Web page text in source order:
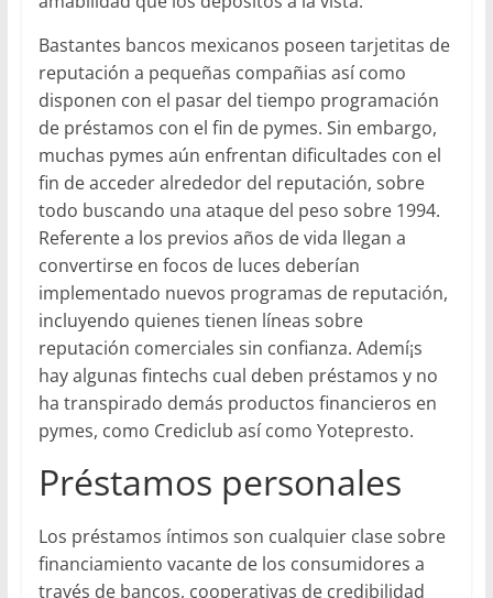
Bastantes bancos mexicanos poseen tarjetitas de
reputación a pequeñas compañias así­ como
disponen con el pasar del tiempo programación
de préstamos con el fin de pymes. Sin embargo,
muchas pymes aún enfrentan dificultades con el
fin de acceder alrededor del reputación, sobre
todo buscando una ataque del peso sobre 1994.
Referente a los previos años de vida llegan a
convertirse en focos de luces deberían
implementado nuevos programas de reputación,
incluyendo quienes tienen líneas sobre
reputación comerciales sin confianza. Ademí¡s
hay algunas fintechs cual deben préstamos y no
ha transpirado demás productos financieros en
pymes, como Crediclub así­ como Yotepresto.
Préstamos personales
Los préstamos íntimos son cualquier clase sobre
financiamiento vacante de los consumidores a
través de bancos, cooperativas de credibilidad